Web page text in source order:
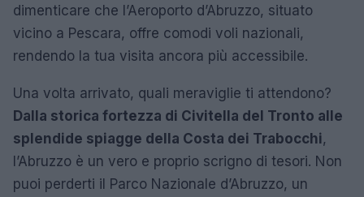
dimenticare che l’Aeroporto d’Abruzzo, situato
vicino a Pescara, offre comodi voli nazionali,
rendendo la tua visita ancora più accessibile.
Una volta arrivato, quali meraviglie ti attendono?
Dalla storica fortezza di Civitella del Tronto alle
splendide spiagge della Costa dei Trabocchi,
l’Abruzzo è un vero e proprio scrigno di tesori. Non
puoi perderti il Parco Nazionale d’Abruzzo, un